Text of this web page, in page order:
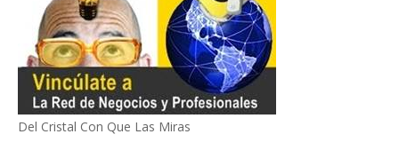
Del Cristal Con Que Las Miras